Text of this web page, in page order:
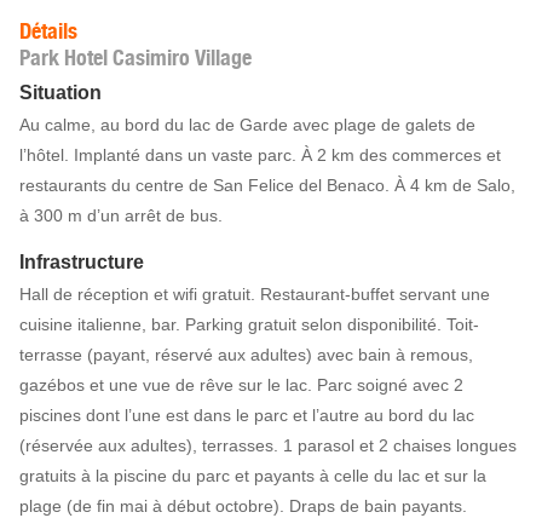
Détails
Park Hotel Casimiro Village
Situation
Au calme, au bord du lac de Garde avec plage de galets de
l’hôtel. Implanté dans un vaste parc. À 2 km des commerces et
restaurants du centre de San Felice del Benaco. À 4 km de Salo,
à 300 m d’un arrêt de bus.
Infrastructure
Hall de réception et wifi gratuit. Restaurant-buffet servant une
cuisine italienne, bar. Parking gratuit selon disponibilité. Toit-
terrasse (payant, réservé aux adultes) avec bain à remous,
gazébos et une vue de rêve sur le lac. Parc soigné avec 2
piscines dont l’une est dans le parc et l’autre au bord du lac
(réservée aux adultes), terrasses. 1 parasol et 2 chaises longues
gratuits à la piscine du parc et payants à celle du lac et sur la
plage (de fin mai à début octobre). Draps de bain payants.